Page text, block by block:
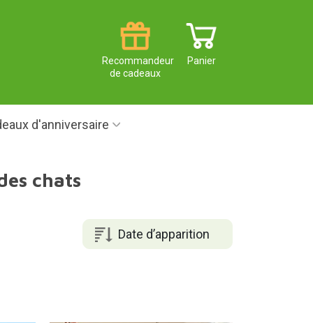
Panier
Recommandeur
de cadeaux
d'anniversaire
chats
Date d’apparition